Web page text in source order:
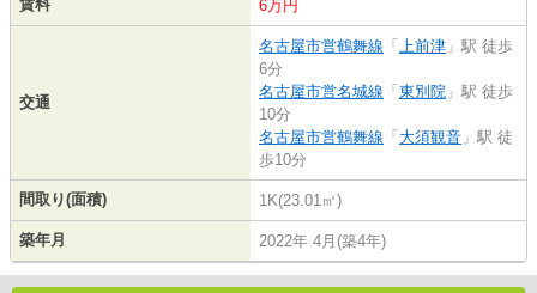
賃料 6万円
交通
名古屋市営鶴舞線 「 上前津 」駅 徒歩
6分
名古屋市営名城線 「 東別院 」駅 徒歩
10分
名古屋市営鶴舞線 「 大須観音 」駅 徒
歩10分
間取り(面積) 1K(23.01㎡)
築年月 2022年 4月(築4年)